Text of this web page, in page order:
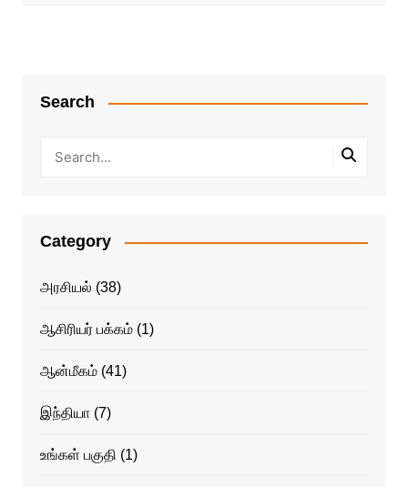
Search
Category
அரசியல் (38)
ஆசிரியர் பக்கம்(1)
ஆன்மீகம்(41)
இந்தியா(7)
உங்கள் பகுதி (1)